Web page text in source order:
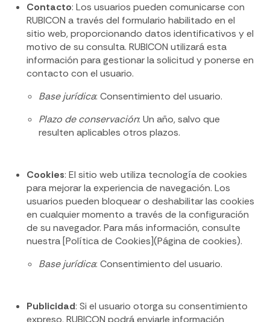
Contacto: Los usuarios pueden comunicarse con
RUBICON a través del formulario habilitado en el
sitio web, proporcionando datos identificativos y el
motivo de su consulta. RUBICON utilizará esta
información para gestionar la solicitud y ponerse en
contacto con el usuario.
Base jurídica: Consentimiento del usuario.
Plazo de conservación: Un año, salvo que
resulten aplicables otros plazos.
Cookies: El sitio web utiliza tecnología de cookies
para mejorar la experiencia de navegación. Los
usuarios pueden bloquear o deshabilitar las cookies
en cualquier momento a través de la configuración
de su navegador. Para más información, consulte
nuestra [Política de Cookies](Página de cookies).
Base jurídica: Consentimiento del usuario.
Publicidad: Si el usuario otorga su consentimiento
expreso, RUBICON podrá enviarle información